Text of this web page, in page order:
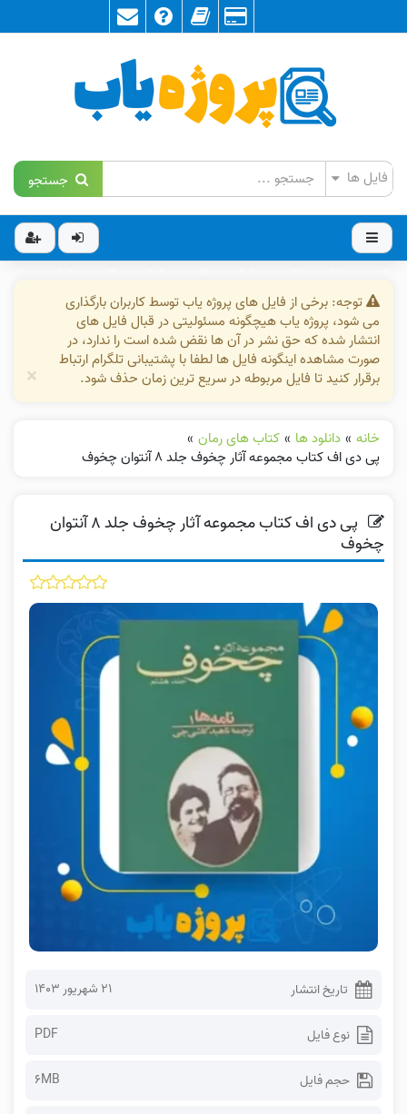
جستجو
توجه: برخی از فایل های پروژه یاب توسط کاربران بارگذاری
می شود، پروژه یاب هیچگونه مسئولیتی در قبال فایل های
انتشار شده که حق نشر در آن ها نقض شده است را ندارد، در
صورت مشاهده اینگونه فایل ها لطفا با پشتیبانی تلگرام ارتباط
برقرار کنید تا فایل مربوطه در سریع ترین زمان حذف شود.
×
خانه » دانلود ها » کتاب های رمان »
پی دی اف کتاب مجموعه آثار چخوف جلد ۸ آنتوان چخوف
پی دی اف کتاب مجموعه آثار چخوف جلد ۸ آنتوان
چخوف
تاریخ انتشار ۲۱ شهریور ۱۴۰۳
نوع فایل PDF
حجم فایل 6MB